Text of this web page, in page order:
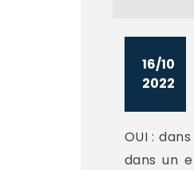
16/10
2022
OUI :
dans un